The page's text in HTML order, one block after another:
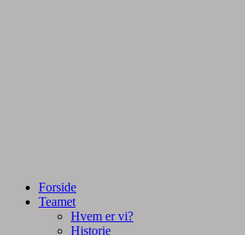
Forside
Teamet
Hvem er vi?
Historie